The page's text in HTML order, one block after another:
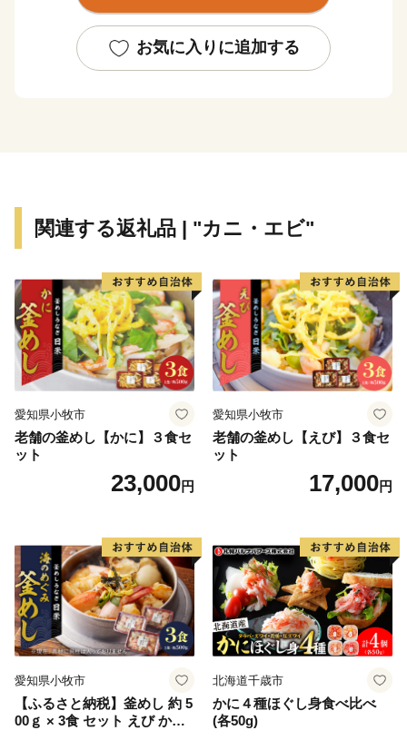
級の縄文時代の環状列石（ストーンサークル）や、幕
末、箱館戦争時に榎本武揚や土方歳三が上陸した地、北
お気に入りに追加する
関連する返礼品 | "カニ・エビ"
愛知県小牧市
老舗の釜めし【かに】３食セ
ット
23,000円
愛知県小牧市
老舗の釜めし【えび】３食セ
ット
17,000円
愛知県小牧市
【ふるさと納税】釜めし 約 5
00ｇ × 3食 セット えび かに
北海道千歳市
かに４種ほぐし身食べ比べ
(各50g)